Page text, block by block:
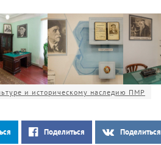
и историческому наследию ПМР
Поделиться Поделиться